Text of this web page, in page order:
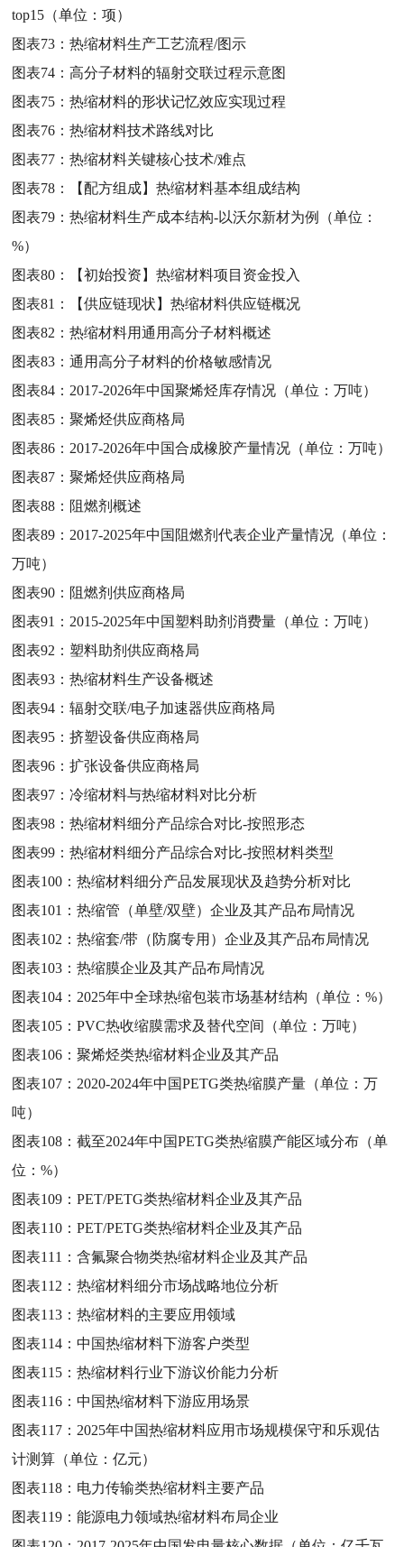
top15（单位：项）
图表73：热缩材料生产工艺流程/图示
图表74：高分子材料的辐射交联过程示意图
图表75：热缩材料的形状记忆效应实现过程
图表76：热缩材料技术路线对比
图表77：热缩材料关键核心技术/难点
图表78：
【配方组成】热缩材料基本组成结构
图表79：热缩材料生产成本结构-以沃尔新材为例（单位：
%）
图表80：
【初始投资】热缩材料项目资金投入
图表81：
【供应链现状】热缩材料供应链概况
图表82：热缩材料用通用高分子材料概述
图表83：通用高分子材料的价格敏感情况
图表84： 2017-2026年中国聚烯烃库存情况（单位：万吨）
图表85：聚烯烃供应商格局
图表86： 2017-2026年中国合成橡胶产量情况（单位：万吨）
图表87：聚烯烃供应商格局
图表88： 阻燃剂概述
图表89： 2017-2025年中国阻燃剂代表企业产量情况（单位：
万吨）
图表90： 阻燃剂供应商格局
图表91： 2015-2025年中国塑料助剂消费量（单位：万吨）
图表92： 塑料助剂供应商格局
图表93：热缩材料生产设备概述
图表94：辐射交联/电子加速器供应商格局
图表95：挤塑设备供应商格局
图表96：扩张设备供应商格局
图表97：冷缩材料与热缩材料对比分析
图表98：热缩材料细分产品综合对比-按照形态
图表99：热缩材料细分产品综合对比-按照材料类型
图表100：热缩材料细分产品发展现状及趋势分析对比
图表101：热缩管（单壁/双壁）企业及其产品布局情况
图表102：热缩套/带（防腐专用）企业及其产品布局情况
图表103：热缩膜企业及其产品布局情况
图表104： 2025年中全球热缩包装市场基材结构（单位：%）
图表105：PVC热收缩膜需求及替代空间（单位：万吨）
图表106：聚烯烃类热缩材料企业及其产品
图表107： 2020-2024年中国PETG类热缩膜产量（单位：万
吨）
图表108：截至2024年中国PETG类热缩膜产能区域分布（单
位：%）
图表109：PET/PETG类热缩材料企业及其产品
图表110：PET/PETG类热缩材料企业及其产品
图表111：含氟聚合物类热缩材料企业及其产品
图表112：热缩材料细分市场战略地位分析
图表113：热缩材料的主要应用领域
图表114：中国热缩材料下游客户类型
图表115：热缩材料行业下游议价能力分析
图表116：中国热缩材料下游应用场景
图表117： 2025年中国热缩材料应用市场规模保守和乐观估
计测算（单位：亿元）
图表118： 电力传输类热缩材料主要产品
图表119：能源电力领域热缩材料布局企业